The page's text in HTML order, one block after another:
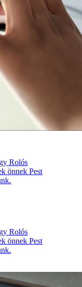
Rolós
önnek Pest
Rolós
önnek Pest